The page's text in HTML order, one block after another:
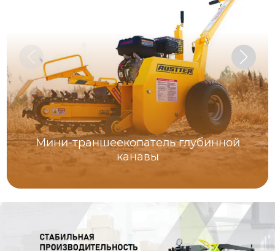
Мини-траншеекопатель глубинной
канавы